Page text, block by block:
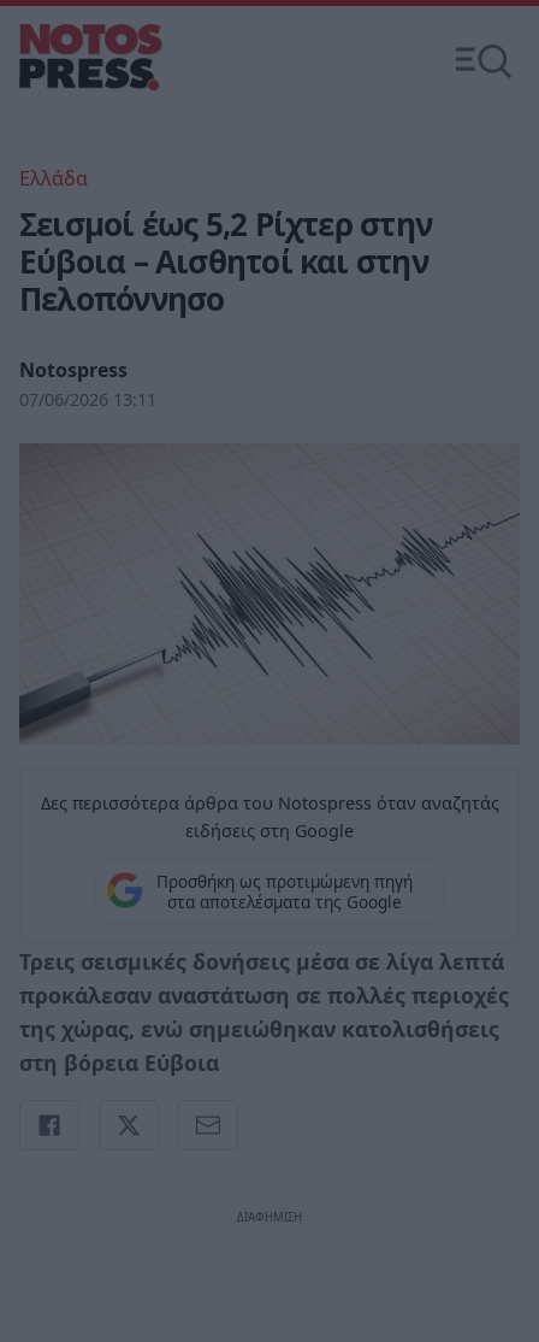
Ελλάδα
Σεισμοί έως 5,2 Ρίχτερ στην
Εύβοια – Αισθητοί και στην
Πελοπόννησο
Notospress
07/06/2026 13:11
Δες περισσότερα άρθρα του Notospress όταν αναζητάς
ειδήσεις στη Google
Προσθήκη ως προτιμώμενη πηγή
στα αποτελέσματα της Google
Τρεις σεισμικές δονήσεις μέσα σε λίγα λεπτά
προκάλεσαν αναστάτωση σε πολλές περιοχές
της χώρας, ενώ σημειώθηκαν κατολισθήσεις
στη βόρεια Εύβοια